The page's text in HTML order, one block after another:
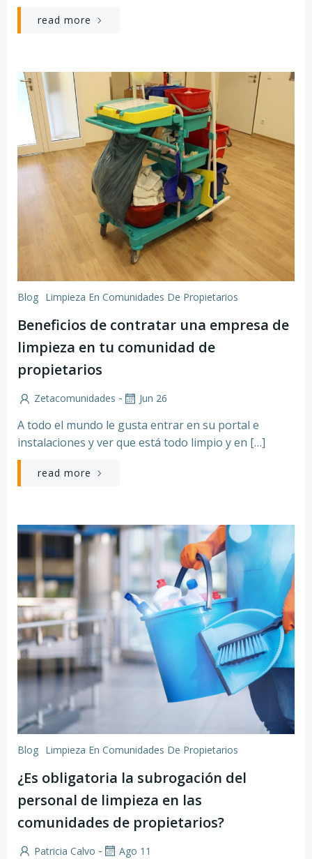
read more
Blog Limpieza En Comunidades De Propietarios
Beneficios de contratar una empresa de
limpieza en tu comunidad de
propietarios
Zetacomunidades - Jun 26
A todo el mundo le gusta entrar en su portal e
instalaciones y ver que está todo limpio y en […]
read more
Blog Limpieza En Comunidades De Propietarios
¿Es obligatoria la subrogación del
personal de limpieza en las
comunidades de propietarios?
Patricia Calvo - Ago 11